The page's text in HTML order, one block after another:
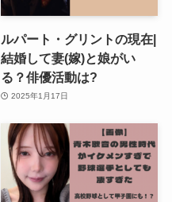
ルパート・グリントの現在|
結婚して妻(嫁)と娘がい
る？俳優活動は?
2025年1月17日